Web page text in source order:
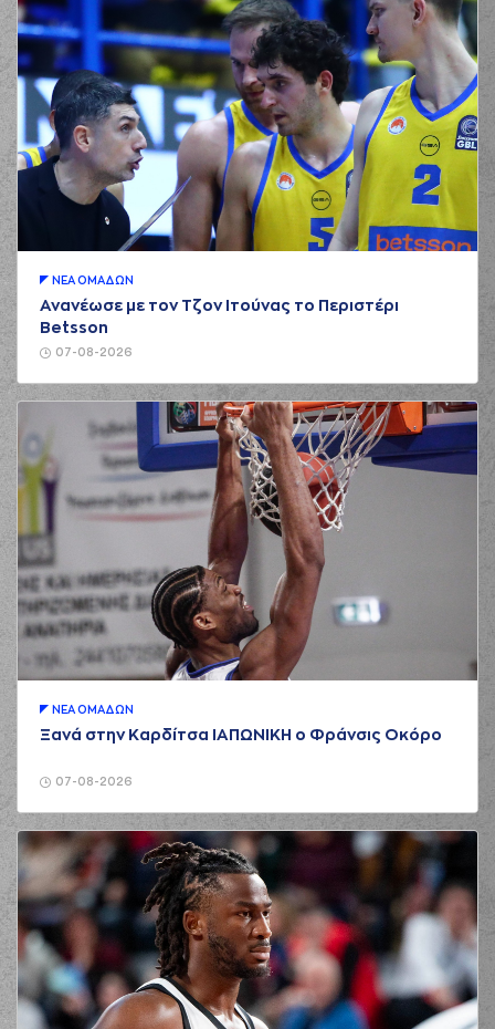
07-08-2026
ΝΕA ΟΜAΔΩΝ
Ανανέωσε με τον Τζον Ιτούνας το Περιστέρι
Betsson
07-08-2026
ΝΕA ΟΜAΔΩΝ
Ξανά στην Καρδίτσα ΙΑΠΩΝΙΚΗ ο Φράνσις Οκόρο